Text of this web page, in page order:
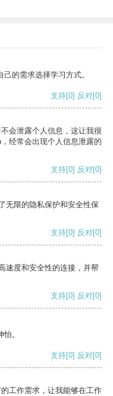
的需求选择学习方式。
支持[0] 反对[0]
会泄露个人信息，这让我很
经常会出现个人信息泄露的
支持[0] 反对[0]
无限的隐私保护和安全性保
支持[0] 反对[0]
速度和安全性的连接，并帮
支持[0] 反对[0]
。
支持[0] 反对[0]
工作需求，让我能够在工作